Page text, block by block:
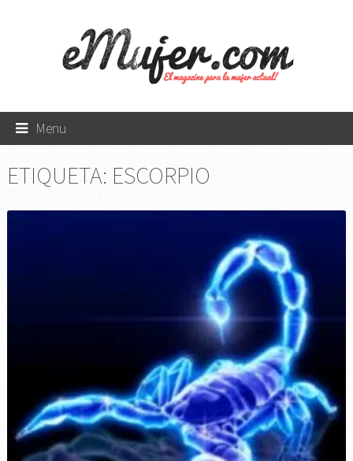
Menu
ETIQUETA: ESCORPIO